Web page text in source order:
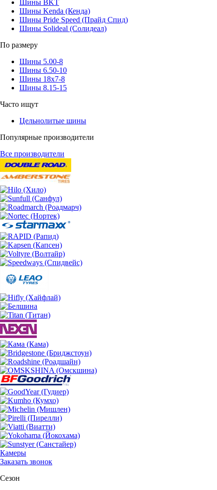
Шины BKT
Шины Kenda (Кенда)
Шины Pride Speed (Прайд Спид)
Шины Solideal (Солидеал)
По размеру
Шины 5.00-8
Шины 6.50-10
Шины 18x7-8
Шины 8.15-15
Часто ищут
Цельнолитые шины
Популярные производители
Все производители
Камеры
Заказать звонок
Сезон